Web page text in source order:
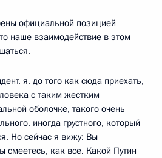
официальной позицией
наше взаимодействие в этом
я, до того как сюда приехать,
с таким жестким
оболочке, такого очень
иногда грустного, который
Но сейчас я вижу: Вы
смеетесь, как все. Какой Путин